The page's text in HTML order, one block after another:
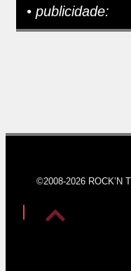
• publicidade:
©2008-2026 ROCK’N